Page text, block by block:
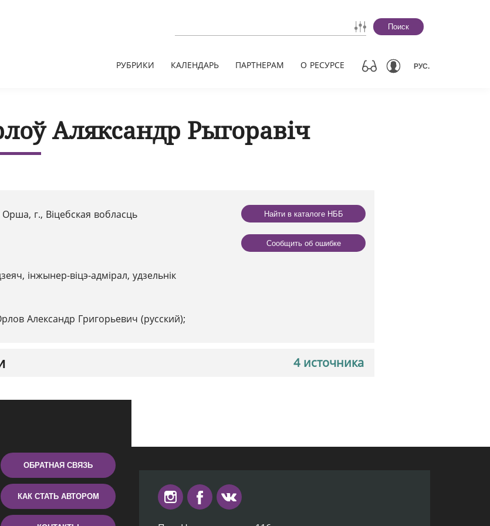
Поиск
РУБРИКИ КАЛЕНДАРЬ ПАРТНЕРАМ О РЕСУРСЕ РУС.
Аляксандр Рыгоравіч
Орша, г., Віцебская вобласць
інжынер-віцэ-адмірал, удзельнік
Александр Григорьевич (русский);
Найти в каталоге НББ
Сообщить об ошибке
4 источника
ОБРАТНАЯ СВЯЗЬ
КАК СТАТЬ АВТОРОМ